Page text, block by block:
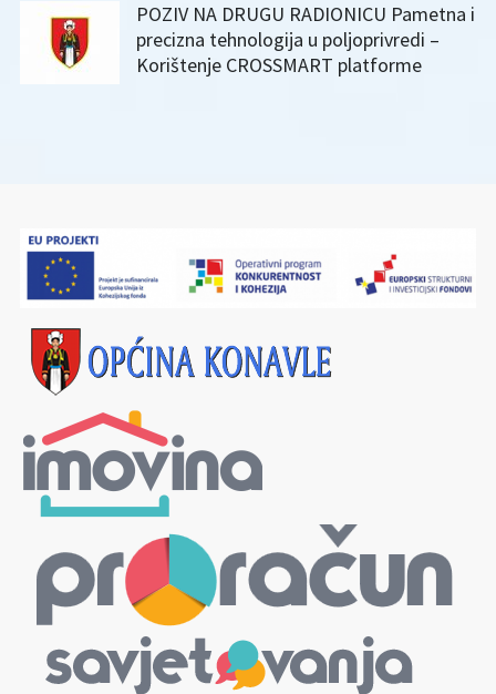
POZIV NA DRUGU RADIONICU Pametna i
precizna tehnologija u poljoprivredi –
Korištenje CROSSMART platforme